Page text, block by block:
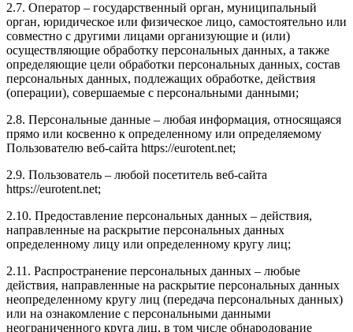
2.7. Оператор – государственный орган, муниципальный
орган, юридическое или физическое лицо, самостоятельно или
совместно с другими лицами организующие и (или)
осуществляющие обработку персональных данных, а также
определяющие цели обработки персональных данных, состав
персональных данных, подлежащих обработке, действия
(операции), совершаемые с персональными данными;
2.8. Персональные данные – любая информация, относящаяся
прямо или косвенно к определенному или определяемому
Пользователю веб-сайта https://eurotent.net;
2.9. Пользователь – любой посетитель веб-сайта
https://eurotent.net;
2.10. Предоставление персональных данных – действия,
направленные на раскрытие персональных данных
определенному лицу или определенному кругу лиц;
2.11. Распространение персональных данных – любые
действия, направленные на раскрытие персональных данных
неопределенному кругу лиц (передача персональных данных)
или на ознакомление с персональными данными
неограниченного круга лиц, в том числе обнародование